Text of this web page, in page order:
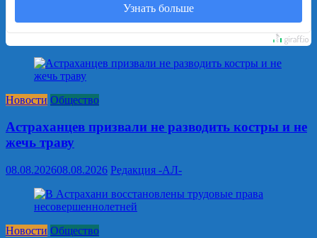
Узнать больше
Новости Общество
Астраханцев призвали не разводить костры и не
жечь траву
08.08.202608.08.2026 Редакция -АЛ-
Новости Общество